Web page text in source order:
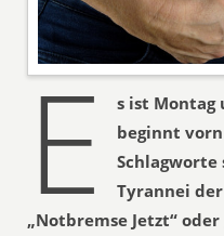
E
s ist Montag
beginnt
Schlagworte
Tyrannei
„Notbremse Jetzt“